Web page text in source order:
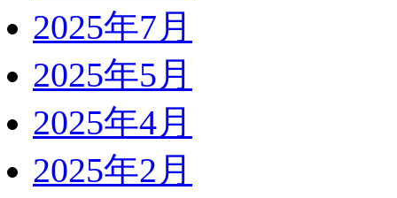
2025年7月
2025年5月
2025年4月
2025年2月